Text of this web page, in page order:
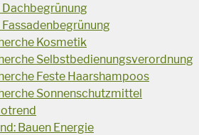
Kosmetik
Selbstbedienungsverordnung
Feste Haarshampoos
Sonnenschutzmittel
Bauen Energie